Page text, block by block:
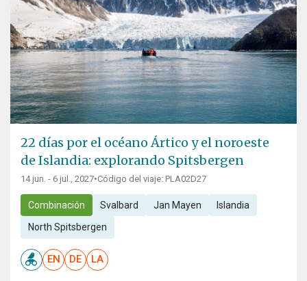
22 días por el océano Ártico y el noroeste
de Islandia: explorando Spitsbergen
14 jun. - 6 jul., 2027•Código del viaje: PLA02D27
Combinación Svalbard Jan Mayen Islandia
North Spitsbergen
EN DE LA